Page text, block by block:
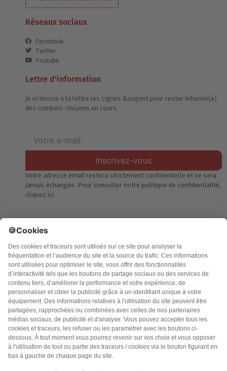
Réseaux sociaux
Facebook
Twitter
Youtube
Lettre d'information
Je m’inscris à la lettre les Lignes Bougent pour rester informé(e)
des combats citoyens en cours.
Inscrivez-vous
Votre adresse email restera strictement confidentielle et ne sera
jamais échangée. Pour consulter notre politique de confidentialité,
cliquez ici.
Accueil
Politique de confidentialité
Charte des contenus
Cookies